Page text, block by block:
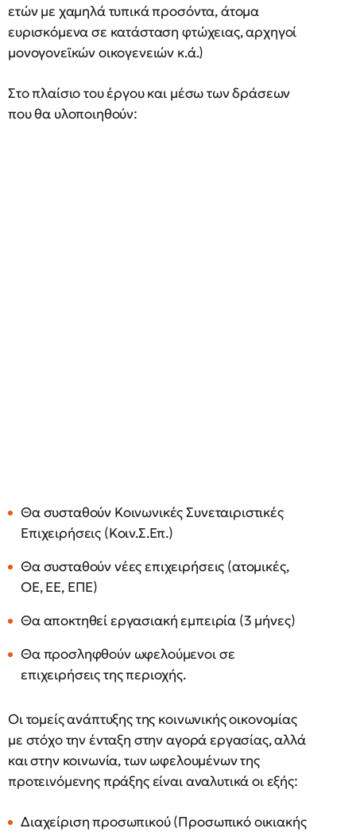
ετών με χαμηλά τυπικά προσόντα, άτομα
ευρισκόμενα σε κατάσταση φτώχειας, αρχηγοί
μονογονεϊκών οικογενειών κ.ά.)
Στο πλαίσιο του έργου και μέσω των δράσεων
που θα υλοποιηθούν:
Θα συσταθούν Κοινωνικές Συνεταιριστικές
Επιχειρήσεις (Κοιν.Σ.Επ.)
Θα συσταθούν νέες επιχειρήσεις (ατομικές,
ΟΕ, ΕΕ, ΕΠΕ)
Θα αποκτηθεί εργασιακή εμπειρία (3 μήνες)
Θα προσληφθούν ωφελούμενοι σε
επιχειρήσεις της περιοχής.
Οι τομείς ανάπτυξης της κοινωνικής οικονομίας
με στόχο την ένταξη στην αγορά εργασίας, αλλά
και στην κοινωνία, των ωφελουμένων της
προτεινόμενης πράξης είναι αναλυτικά οι εξής:
Διαχείριση προσωπικού (Προσωπικό οικιακής